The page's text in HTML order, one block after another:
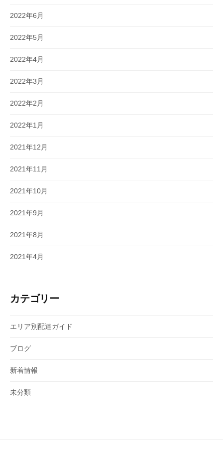
2022年6月
2022年5月
2022年4月
2022年3月
2022年2月
2022年1月
2021年12月
2021年11月
2021年10月
2021年9月
2021年8月
2021年4月
カテゴリー
エリア別配達ガイド
ブログ
新着情報
未分類